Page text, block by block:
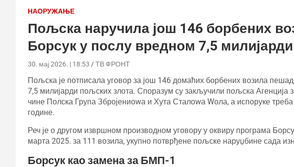
НАОРУЖАЊЕ
Пољска наручила још 146 борбених
Борсук у послу вредном 7,5
30. мај 2026. | 18:53 ТВ ФРОНТ
Пољска је потписала уговор за још 146 домаћих борбених возила
7,5 милијарди пољских злота. Споразум су закључили пољска Агенција
чине Полска Група Збројениоwа и Хута Сталоwа Wола, а испоруке
године.
Реч је о другом извршном производном уговору у оквиру програма
марта 2025. за 111 возила, укупно потврђене пољске наруџбине сада
Борсук као замена за БМП-1